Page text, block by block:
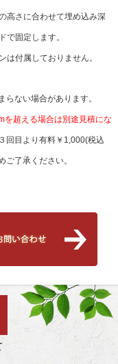
高さに合わせて埋め込み深
固定します。
付属しておりません。
ない場合があります。
超える場合は別途見積にな
回目より有料￥1,000(税込
ご了承ください。